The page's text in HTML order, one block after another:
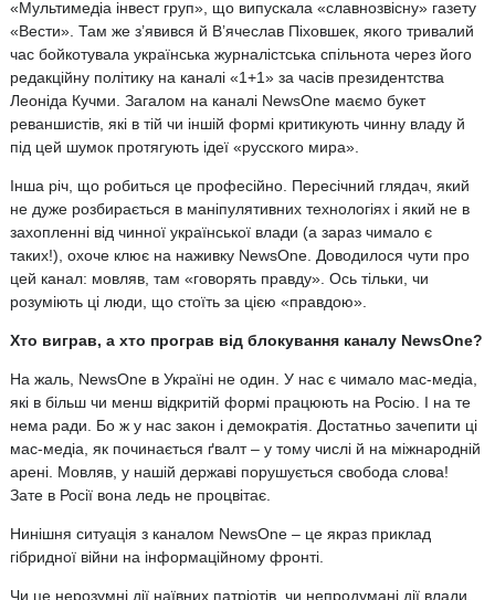
«Мультимедіа інвест груп», що випускала «славнозвісну» газету
«Вести». Там же з’явився й В’ячеслав Піховшек, якого тривалий
час бойкотувала українська журналістська спільнота через його
редакційну політику на каналі «1+1» за часів президентства
Леоніда Кучми. Загалом на каналі NewsOne маємо букет
реваншистів, які в тій чи іншій формі критикують чинну владу й
під цей шумок протягують ідеї «русского мира».
Інша річ, що робиться це професійно. Пересічний глядач, який
не дуже розбирається в маніпулятивних технологіях і який не в
захопленні від чинної української влади (а зараз чимало є
таких!), охоче клює на наживку NewsOne. Доводилося чути про
цей канал: мовляв, там «говорять правду». Ось тільки, чи
розуміють ці люди, що стоїть за цією «правдою».
Хто виграв, а хто програв від блокування каналу NewsOne?
На жаль, NewsOne в Україні не один. У нас є чимало мас-медіа,
які в більш чи менш відкритій формі працюють на Росію. І на те
нема ради. Бо ж у нас закон і демократія. Достатньо зачепити ці
мас-медіа, як починається ґвалт – у тому числі й на міжнародній
арені. Мовляв, у нашій державі порушується свобода слова!
Зате в Росії вона ледь не процвітає.
Нинішня ситуація з каналом NewsOne – це якраз приклад
гібридної війни на інформаційному фронті.
Чи це нерозумні дії наївних патріотів, чи непродумані дії влади,